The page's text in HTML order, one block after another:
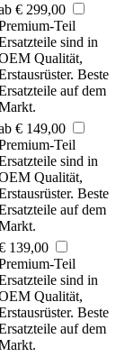
€ 299,00
Teil
sind in
Qualität,
Beste
auf dem
€ 149,00
Teil
sind in
Qualität,
Beste
auf dem
139,00
Teil
sind in
Qualität,
Beste
auf dem